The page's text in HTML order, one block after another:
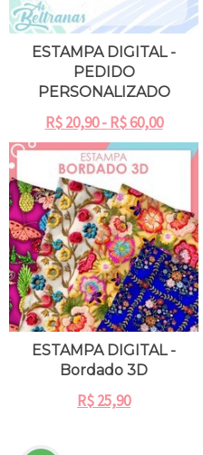
ESTAMPA DIGITAL -
PEDIDO
PERSONALIZADO
R$20,90 - R$60,00
ESTAMPA DIGITAL -
Bordado 3D
R$25,90